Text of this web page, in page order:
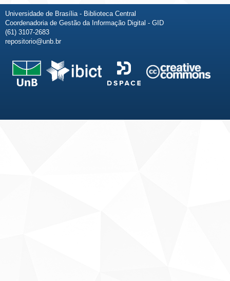
Universidade de Brasília - Biblioteca Central
Coordenadoria de Gestão da Informação Digital - GID
(61) 3107-2683
repositorio@unb.br